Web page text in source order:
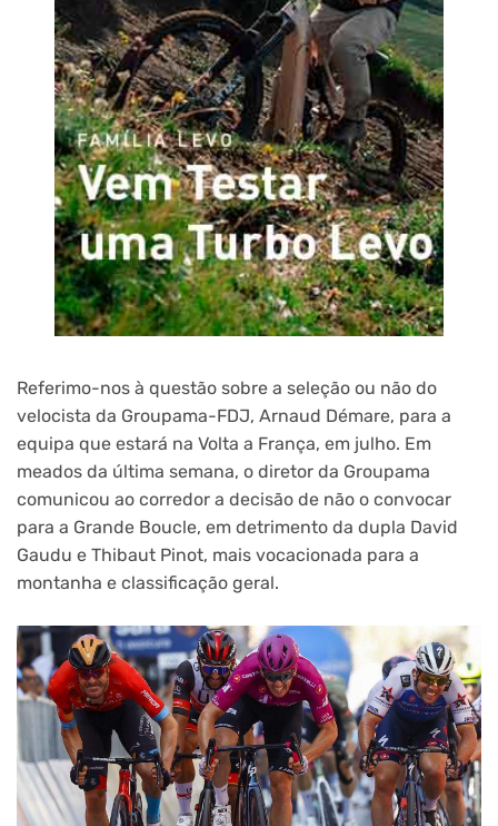
Referimo-nos à questão sobre a seleção ou não do
velocista da Groupama-FDJ, Arnaud Démare, para a
equipa que estará na Volta a França, em julho. Em
meados da última semana, o diretor da Groupama
comunicou ao corredor a decisão de não o convocar
para a Grande Boucle, em detrimento da dupla David
Gaudu e Thibaut Pinot, mais vocacionada para a
montanha e classificação geral.